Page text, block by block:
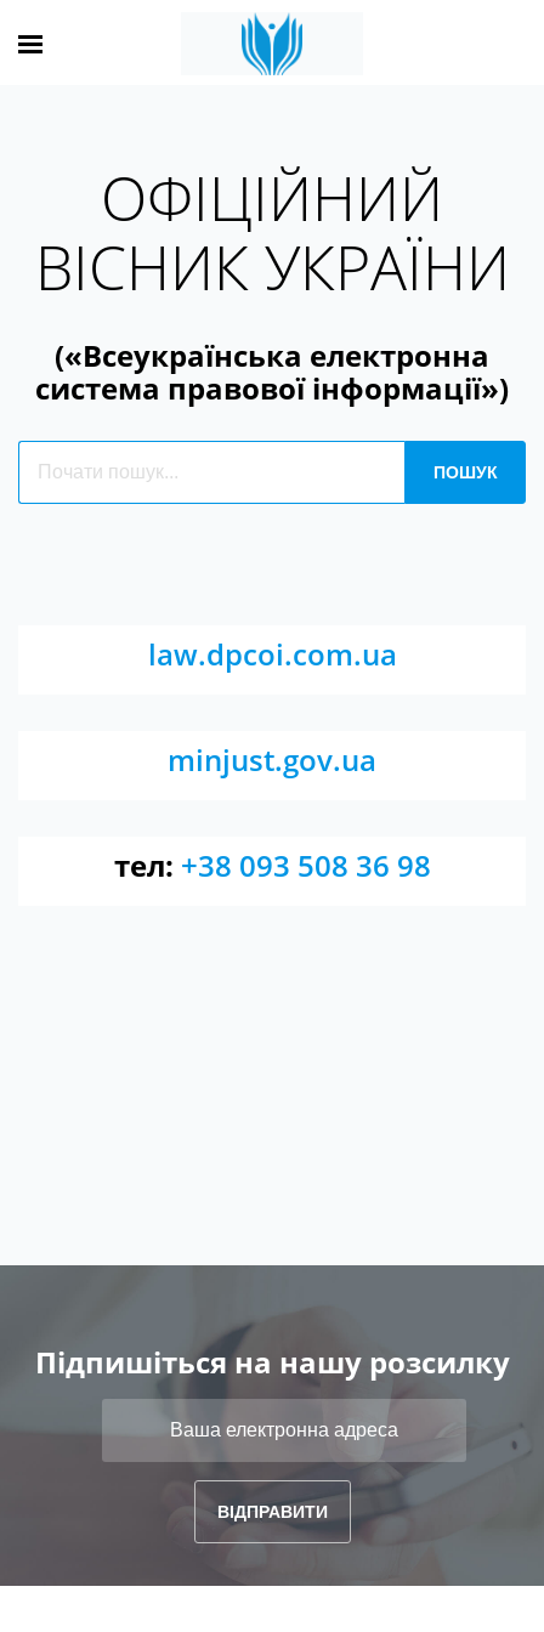
ОФІЦІЙНИЙ
ВІСНИК УКРАЇНИ
(«Всеукраїнська електронна
система правової інформації»)
law.dpcoi.com.ua
minjust.gov.ua
тел: +38 093 508 36 98
Підпишіться на нашу розсилку